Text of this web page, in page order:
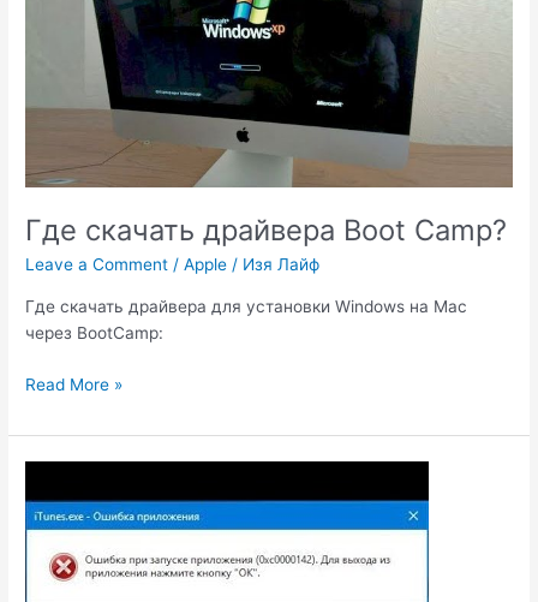
Где скачать драйвера Boot Camp?
Leave a Comment /Apple / Изя Лайф
Где скачать драйвера для установки Windows на Mac
через BootCamp:
Где
драйвера
Boot
Read More »